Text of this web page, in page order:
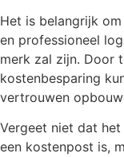
Het is belangrijk
en professioneel
merk zal zijn. Door
kostenbesparing
vertrouwen
Vergeet niet dat
een kostenpost is,